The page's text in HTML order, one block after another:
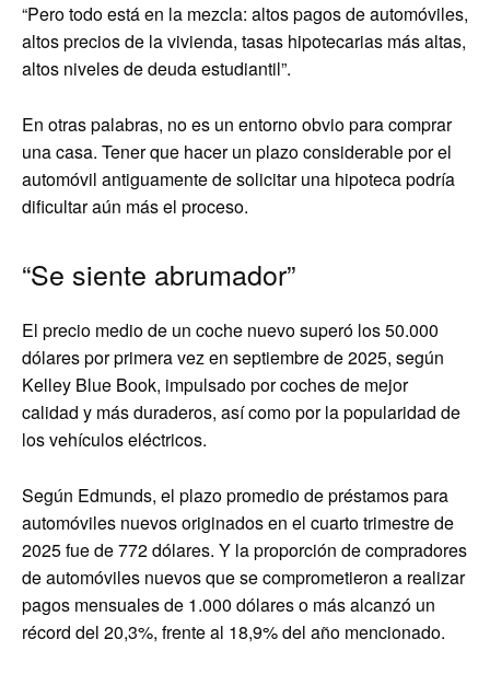
“Pero todo está en la mezcla: altos pagos de automóviles,
altos precios de la vivienda, tasas hipotecarias más altas,
altos niveles de deuda estudiantil”.
En otras palabras, no es un entorno obvio para comprar
una casa. Tener que hacer un plazo considerable por el
automóvil antiguamente de solicitar una hipoteca podría
dificultar aún más el proceso.
“Se siente abrumador”
El precio medio de un coche nuevo superó los 50.000
dólares por primera vez en septiembre de 2025, según
Kelley Blue Book, impulsado por coches de mejor
calidad y más duraderos, así como por la popularidad de
los vehículos eléctricos.
Según Edmunds, el plazo promedio de préstamos para
automóviles nuevos originados en el cuarto trimestre de
2025 fue de 772 dólares. Y la proporción de compradores
de automóviles nuevos que se comprometieron a realizar
pagos mensuales de 1.000 dólares o más alcanzó un
récord del 20,3%, frente al 18,9% del año mencionado.